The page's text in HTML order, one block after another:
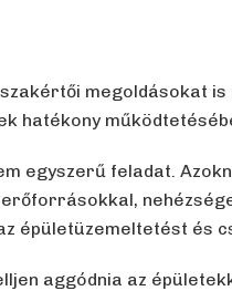
megoldásokat
hatékony
egyszerű feladat.
épületüzemeltetést és
aggódnia az